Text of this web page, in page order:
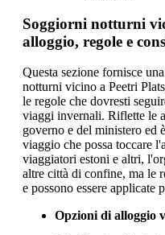
Soggiorni notturni
alloggio, regole e
Questa sezione fornisce
notturni vicino a Peetri
le regole che dovresti
viaggi invernali. Riflette le
governo e del ministero ed
viaggio che possa toccare
viaggiatori estoni e altri,
altre città di confine, ma le
e possono essere applicate
Opzioni di alloggio